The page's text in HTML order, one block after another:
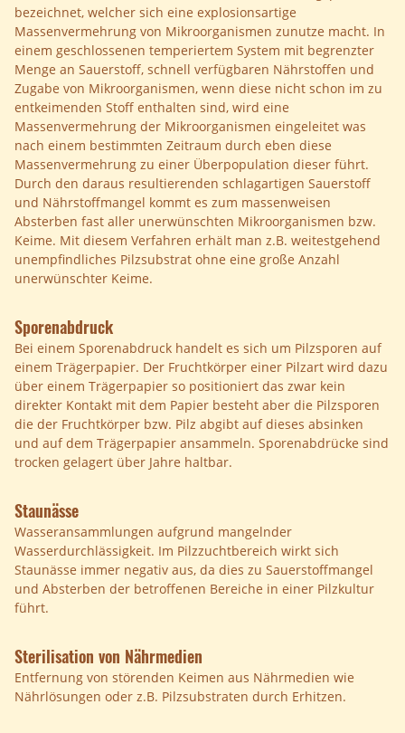
bezeichnet, welcher sich eine explosionsartige
Massenvermehrung von Mikroorganismen zunutze macht. In
einem geschlossenen temperiertem System mit begrenzter
Menge an Sauerstoff, schnell verfügbaren Nährstoffen und
Zugabe von Mikroorganismen, wenn diese nicht schon im zu
entkeimenden Stoff enthalten sind, wird eine
Massenvermehrung der Mikroorganismen eingeleitet was
nach einem bestimmten Zeitraum durch eben diese
Massenvermehrung zu einer Überpopulation dieser führt.
Durch den daraus resultierenden schlagartigen Sauerstoff
und Nährstoffmangel kommt es zum massenweisen
Absterben fast aller unerwünschten Mikroorganismen bzw.
Keime. Mit diesem Verfahren erhält man z.B. weitestgehend
unempfindliches Pilzsubstrat ohne eine große Anzahl
unerwünschter Keime.
Sporenabdruck
Bei einem Sporenabdruck handelt es sich um Pilzsporen auf
einem Trägerpapier. Der Fruchtkörper einer Pilzart wird dazu
über einem Trägerpapier so positioniert das zwar kein
direkter Kontakt mit dem Papier besteht aber die Pilzsporen
die der Fruchtkörper bzw. Pilz abgibt auf dieses absinken
und auf dem Trägerpapier ansammeln. Sporenabdrücke sind
trocken gelagert über Jahre haltbar.
Staunässe
Wasseransammlungen aufgrund mangelnder
Wasserdurchlässigkeit. Im Pilzzuchtbereich wirkt sich
Staunässe immer negativ aus, da dies zu Sauerstoffmangel
und Absterben der betroffenen Bereiche in einer Pilzkultur
führt.
Sterilisation von Nährmedien
Entfernung von störenden Keimen aus Nährmedien wie
Nährlösungen oder z.B. Pilzsubstraten durch Erhitzen.